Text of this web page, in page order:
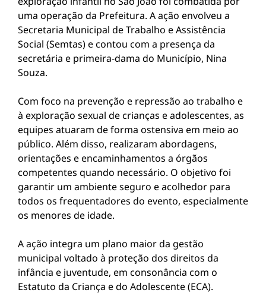
uma operação da Prefeitura. A ação envolveu a
Secretaria Municipal de Trabalho e Assistência
Social (Semtas) e contou com a presença da
secretária e primeira-dama do Município, Nina
Souza.
Com foco na prevenção e repressão ao trabalho e
à exploração sexual de crianças e adolescentes, as
equipes atuaram de forma ostensiva em meio ao
público. Além disso, realizaram abordagens,
orientações e encaminhamentos a órgãos
competentes quando necessário. O objetivo foi
garantir um ambiente seguro e acolhedor para
todos os frequentadores do evento, especialmente
os menores de idade.
A ação integra um plano maior da gestão
municipal voltado à proteção dos direitos da
infância e juventude, em consonância com o
Estatuto da Criança e do Adolescente (ECA).